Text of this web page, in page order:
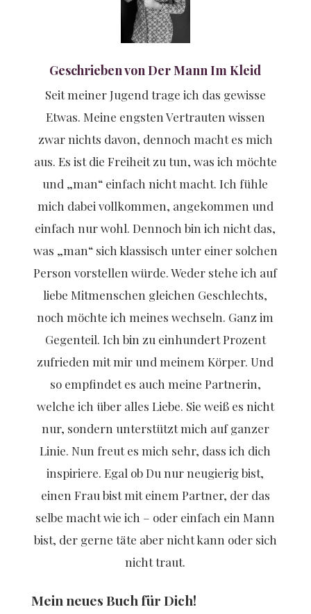
Geschrieben von Der Mann Im Kleid
Seit meiner Jugend trage ich das gewisse
Etwas. Meine engsten Vertrauten wissen
zwar nichts davon, dennoch macht es mich
aus. Es ist die Freiheit zu tun, was ich möchte
und „man“ einfach nicht macht. Ich fühle
mich dabei vollkommen, angekommen und
einfach nur wohl. Dennoch bin ich nicht das,
was „man“ sich klassisch unter einer solchen
Person vorstellen würde. Weder stehe ich auf
liebe Mitmenschen gleichen Geschlechts,
noch möchte ich meines wechseln. Ganz im
Gegenteil. Ich bin zu einhundert Prozent
zufrieden mit mir und meinem Körper. Und
so empfindet es auch meine Partnerin,
welche ich über alles Liebe. Sie weiß es nicht
nur, sondern unterstützt mich auf ganzer
Linie. Nun freut es mich sehr, dass ich dich
inspiriere. Egal ob Du nur neugierig bist,
einen Frau bist mit einem Partner, der das
selbe macht wie ich – oder einfach ein Mann
bist, der gerne täte aber nicht kann oder sich
nicht traut.
Mein neues Buch für Dich!